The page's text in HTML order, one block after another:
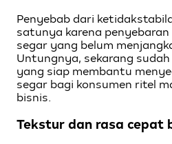
Penyebab dari
satunya karena penyebaran
segar yang belum
Untungnya, sekarang
yang siap membantu
segar bagi konsumen ritel
bisnis.
Tekstur dan rasa cepat